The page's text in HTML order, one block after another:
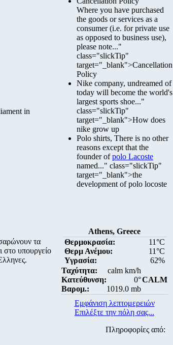
in
τα
στο υπουργείο
Where you have purchased
the goods or services as a
consumer (i.e. for private use
as opposed to business use),
please note..."
class="slickTip"
target="_blank">Cancellation
Policy
Nike company, undreamed of
today will become the world's
largest sports shoe..."
class="slickTip"
target="_blank">How does
nike grow up
Polo shirts, There is no other
reasons except that the
founder ofpolo Lacoste
named..." class="slickTip"
target="_blank">the
development of polo locoste
Athens, Greece
Θερμοκρασία:
11°C
Θερμ Ανέμου:
11°C
Υγρασία:
62%
Ταχύτητα:
calm km/h
Κατεύθυνση:
0°
Βαρομ.:
1019.0 mb
CALM
Εμφάνιση λεπτομερειών
Επιλέξτε την πόλη σας...
Πληροφορίες από: